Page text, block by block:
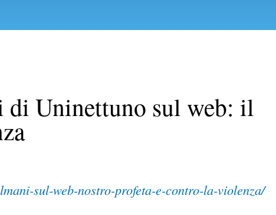
di Uninettuno sul web: il
sul-web-nostro-profeta-e-contro-la-violenza/